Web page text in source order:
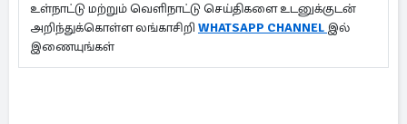
உள்நாட்டு மற்றும் வெளிநாட்டு செய்திகளை உடனுக்குடன்
அறிந்துக்கொள்ள லங்காசிறி WHATSAPP CHANNEL இல்
இணையுங்கள்